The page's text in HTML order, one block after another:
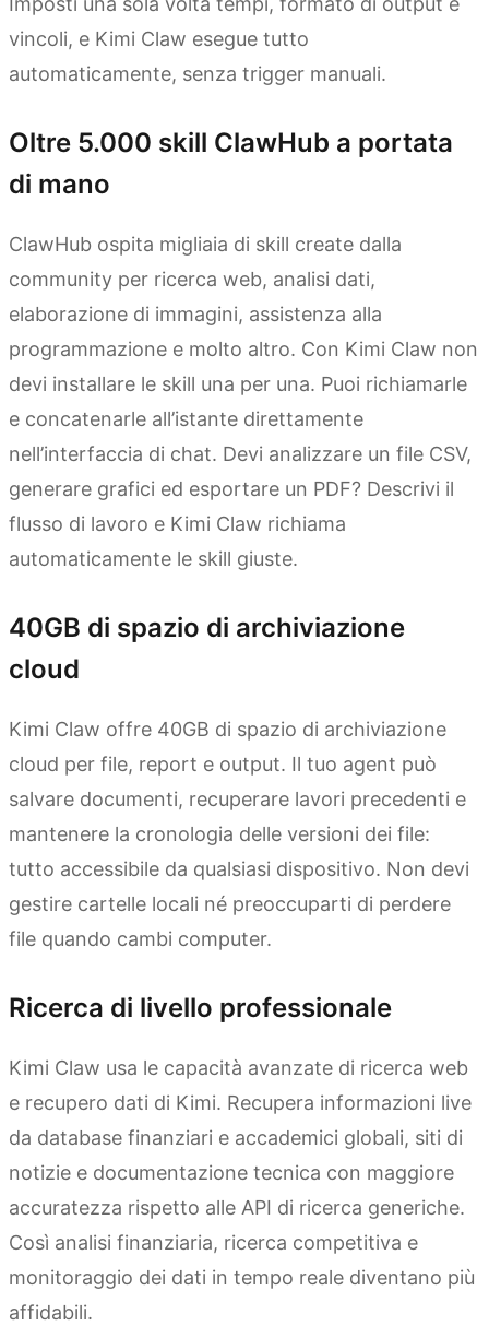
vincoli, e Kimi Claw esegue tutto
automaticamente, senza trigger manuali.
Oltre 5.000 skill ClawHub a portata
di mano
ClawHub ospita migliaia di skill create dalla
community per ricerca web, analisi dati,
elaborazione di immagini, assistenza alla
programmazione e molto altro. Con Kimi Claw non
devi installare le skill una per una. Puoi richiamarle
e concatenarle all’istante direttamente
nell’interfaccia di chat. Devi analizzare un file CSV,
generare grafici ed esportare un PDF? Descrivi il
flusso di lavoro e Kimi Claw richiama
automaticamente le skill giuste.
40GB di spazio di archiviazione
cloud
Kimi Claw offre 40GB di spazio di archiviazione
cloud per file, report e output. Il tuo agent può
salvare documenti, recuperare lavori precedenti e
mantenere la cronologia delle versioni dei file:
tutto accessibile da qualsiasi dispositivo. Non devi
gestire cartelle locali né preoccuparti di perdere
file quando cambi computer.
Ricerca di livello professionale
Kimi Claw usa le capacità avanzate di ricerca web
e recupero dati di Kimi. Recupera informazioni live
da database finanziari e accademici globali, siti di
notizie e documentazione tecnica con maggiore
accuratezza rispetto alle API di ricerca generiche.
Così analisi finanziaria, ricerca competitiva e
monitoraggio dei dati in tempo reale diventano più
affidabili.